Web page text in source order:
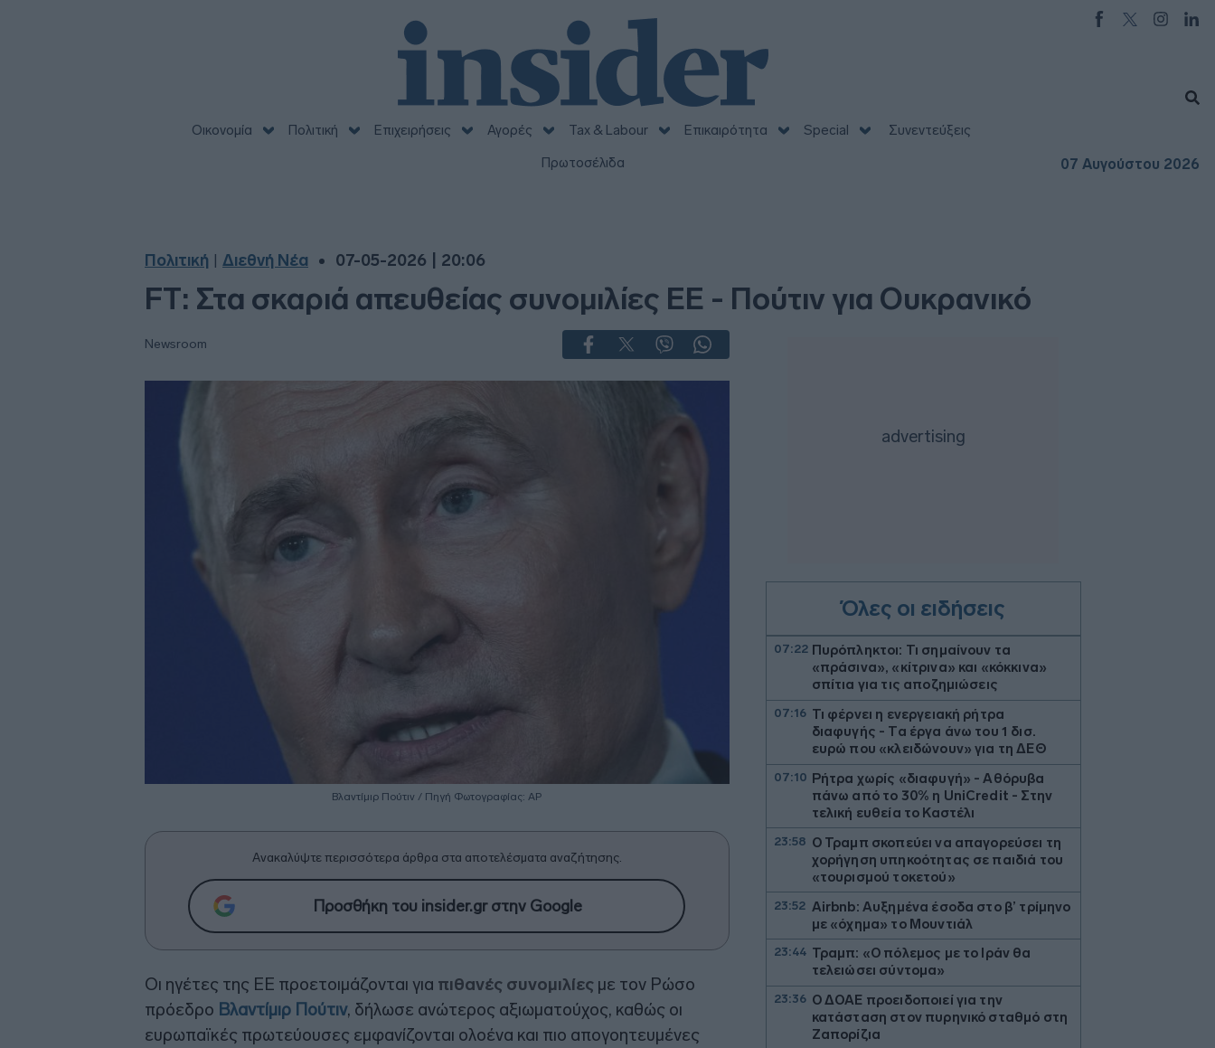
Οικονομία Πολιτική Επιχειρήσεις Αγορές Tax & Labour Επικαιρότητα Special
Συνεντεύξεις
Πρωτοσέλιδα
07 Αυγούστου 2026
Πολιτική Διεθνή Νέα 07-05-2026 | 20:06
FT: Στα σκαριά απευθείας συνομιλίες ΕΕ - Πούτιν για Ουκρανικό
Newsroom
Βλαντίμιρ Πούτιν / Πηγή Φωτογραφίας: AP
Ανακαλύψτε περισσότερα άρθρα στα αποτελέσματα αναζήτησης.
Προσθήκη του insider.gr στην Google
Οι ηγέτες της ΕΕ προετοιμάζονται για πιθανές συνομιλίες με τον Ρώσο
πρόεδρο Βλαντίμιρ Πούτιν, δήλωσε ανώτερος αξιωματούχος, καθώς οι
ευρωπαϊκές πρωτεύουσες εμφανίζονται ολοένα και πιο απογοητευμένες
Όλες οι ειδήσεις
07:22 Πυρόπληκτοι: Τι σημαίνουν τα
«πράσινα», «κίτρινα» και «κόκκινα»
σπίτια για τις αποζημιώσεις
07:16 Τι φέρνει η ενεργειακή ρήτρα
διαφυγής - Τα έργα άνω του 1 δισ.
ευρώ που «κλειδώνουν» για τη ΔΕΘ
07:10 Ρήτρα χωρίς «διαφυγή» - Αθόρυβα
πάνω από το 30% η UniCredit - Στην
τελική ευθεία το Καστέλι
23:58 Ο Τραμπ σκοπεύει να απαγορεύσει τη
χορήγηση υπηκοότητας σε παιδιά του
«τουρισμού τοκετού»
23:52 Airbnb: Αυξημένα έσοδα στο β’ τρίμηνο
με «όχημα» το Μουντιάλ
23:44 Τραμπ: «Ο πόλεμος με το Ιράν θα
τελειώσει σύντομα»
23:36 Ο ΔΟΑΕ προειδοποιεί για την
κατάσταση στον πυρηνικό σταθμό στη
Ζαπορίζια